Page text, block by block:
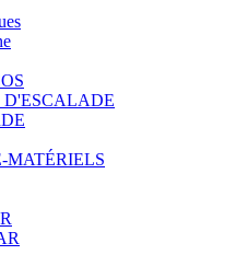
D'ESCALADE
MATÉRIELS